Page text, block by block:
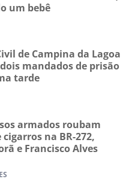
um bebê
de Campina da Lagoa
mandados de prisão
tarde
armados roubam
cigarros na BR-272,
e Francisco Alves